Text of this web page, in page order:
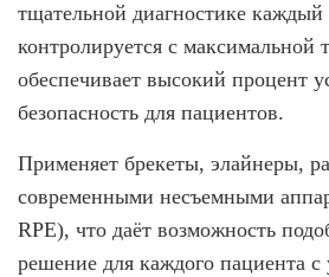
тщательной диагностике каждый
контролируется с максимальной
обеспечивает высокий процент
безопасность для пациентов.
Применяет брекеты, элайнеры,
современными несъемными
RPE), что даёт возможность
решение для каждого пациента с